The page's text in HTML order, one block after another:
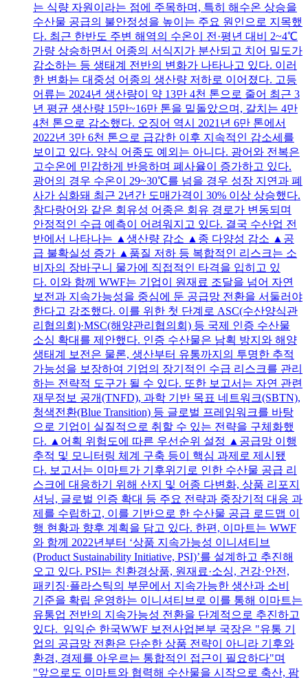
는 식량 자원이라는 점에 주목하며, 특히 해수온 상승을
수산물 공급의 불안정성을 높이는 주요 원인으로 지목했
다. 최근 한반도 주변 해역의 수온이 전·평년 대비 2~4℃
가량 상승하면서 어종의 서식지가 분산되고 치어 밀도가
감소하는 등 생태계 전반의 변화가 나타나고 있다. 이러
한 변화는 대중성 어종의 생산량 저하로 이어졌다. 고등
어류는 2024년 생산량이 약 13만 4천 톤으로 줄어 최근 3
년 평균 생산량 15만~16만 톤을 밑돌았으며, 갈치는 4만
4천 톤으로 감소했다. 오징어 역시 2021년 6만 톤에서
2022년 3만 6천 톤으로 급감한 이후 지속적인 감소세를
보이고 있다. 양식 어종도 예외는 아니다. 광어와 전복은
고수온에 민감하게 반응하며 폐사율이 증가하고 있다.
광어의 경우 수온이 29~30℃를 넘을 경우 성장 지연과 폐
사가 심화돼 최근 2년간 도매가격이 30% 이상 상승했다.
참다랑어와 같은 회유성 어종은 회유 경로가 변동되며
안정적인 수급 예측이 어려워지고 있다. 결국 수산업 전
반에서 나타나는 ▲생산량 감소 ▲종 다양성 감소 ▲공
급 불확실성 증가 ▲품질 저하 등 복합적인 리스크는 소
비자의 장바구니 물가에 직접적인 타격을 입히고 있
다. 이와 함께 WWF는 기업이 원재료 조달을 넘어 자연
보전과 지속가능성을 중심에 둔 공급망 전환을 서둘러야
한다고 강조했다. 이를 위한 첫 단계로 ASC(수산양식관
리협의회)·MSC(해양관리협의회) 등 국제 인증 수산물
소싱 확대를 제안했다. 인증 수산물은 남획 방지와 해양
생태계 보전은 물론, 생산부터 유통까지의 투명한 추적
가능성을 보장하여 기업의 장기적인 수급 리스크를 관리
하는 전략적 도구가 될 수 있다. 또한 보고서는 자연 관련
재무정보 공개(TNFD), 과학 기반 목표 네트워크(SBTN),
청색전환(Blue Transition) 등 글로벌 프레임워크를 바탕
으로 기업이 실질적으로 취할 수 있는 전략을 구체화했
다. ▲어획 위험도에 따른 우선순위 설정 ▲공급망 이행
추적 및 모니터링 체계 구축 등이 핵심 과제로 제시됐
다. 보고서는 이마트가 기후위기로 인한 수산물 공급 리
스크에 대응하기 위해 산지 및 어종 다변화, 상품 리포지
셔닝, 글로벌 인증 확대 등 주요 전략과 중장기적 대응 과
제를 수립하고, 이를 기반으로 한 수산물 공급 로드맵 이
행 현황과 향후 계획을 담고 있다. 한편, 이마트는 WWF
와 함께 2022년부터 ‘상품 지속가능성 이니셔티브
(Product Sustainability Initiative, PSI)’를 설계하고 추진해
오고 있다. PSI는 친환경상품, 원재료·소싱, 건강·안전,
패키징·플라스틱의 부문에서 지속가능한 생산과 소비
기준을 확립 운영하는 이니셔티브로 이를 통해 이마트는
유통업 전반의 지속가능성 전환을 단계적으로 추진하고
있다. 임익순 한국WWF 보전사업본부 국장은 "유통 기
업의 공급망 전환은 단순한 상품 전략이 아니라 기후와
환경, 경제를 아우르는 통합적인 접근이 필요하다"며
"앞으로도 이마트와 협력해 수산물을 시작으로 축산, 팜